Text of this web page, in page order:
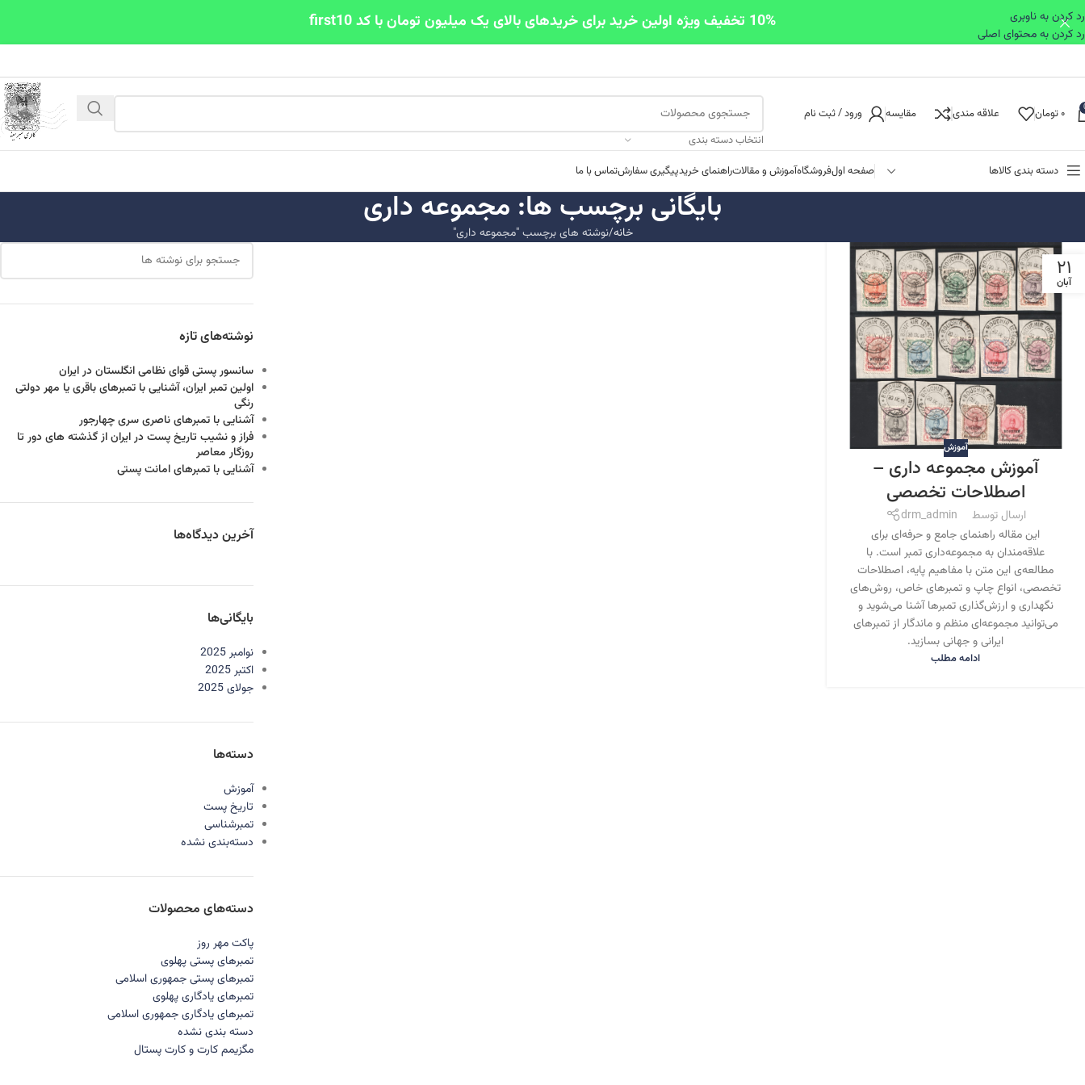
رد کردن به ناوبری
رد کردن به محتوای اصلی
۰ تومان علاقه مندی مقایسه
ورود / ثبت نام
انتخاب دسته بندی
دسته بندی کالاها
صفحه اولفروشگاهآموزش و مقالاتراهنمای خریدپیگیری سفارشتماس با ما
بایگانی برچسب ها: مجموعه داری
خانه نوشته های برچسب "مجموعه داری"
۲۱
آبان
آموزش
آموزش مجموعه داری –
اصطلاحات تخصصی
ارسال توسط
drm_admin
این مقاله راهنمای جامع و حرفه‌ای برای
علاقه‌مندان به مجموعه‌داری تمبر است. با
مطالعه‌ی این متن با مفاهیم پایه، اصطلاحات
تخصصی، انواع چاپ و تمبرهای خاص، روش‌های
نگهداری و ارزش‌گذاری تمبرها آشنا می‌شوید و
می‌توانید مجموعه‌ای منظم و ماندگار از تمبرهای
ایرانی و جهانی بسازید.
ادامه مطلب
نوشته‌های تازه
سانسور پستی قوای نظامی انگلستان در ایران
اولین تمبر ایران، آشنایی با تمبرهای باقری یا مهر دولتی
رنگی
آشنایی با تمبرهای ناصری سری چهارجور
فراز و نشيب تاريخ پست در ايران از گذشته های دور تا
روزگار معاصر
آشنایی با تمبرهای امانت پستی
آخرین دیدگاه‌ها
بایگانی‌ها
نوامبر 2025
اکتبر 2025
جولای 2025
دسته‌ها
آموزش
تاریخ پست
تمبرشناسی
دسته‌بندی نشده
دسته‌های محصولات
پاکت مهر روز
تمبرهای پستی پهلوی
تمبرهای پستی جمهوری اسلامی
تمبرهای یادگاری پهلوی
تمبرهای یادگاری جمهوری اسلامی
دسته بندی نشده
مگزیمم کارت و کارت پستال
10% تخفیف ویژه اولین خرید برای خریدهای بالای یک میلیون تومان با کد first10